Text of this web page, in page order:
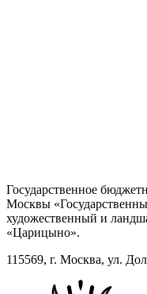
Государственное
Москвы
художественный и
«Царицыно».
115569, г. Москва, ул.